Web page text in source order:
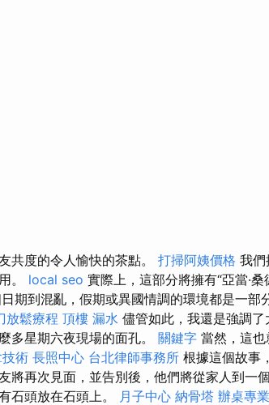
共度的令人愉快的茶點。 打掃阿姨價格 我們
。 local seo 實際上，這部分將擁有“亞當·
期到混亂，假期或異國情調的環境都是一部
放鬆療程 頂樓 漏水 儘管如此，我還是強調
多星期六夜現場的面孔。 關鍵字 當然，這
術 長照中心 台北律師事務所 根據這個故事
將再次見面，並告別後，他們將從家人到一
石頭放在石頭上。
月子中心 納骨塔 辦桌專